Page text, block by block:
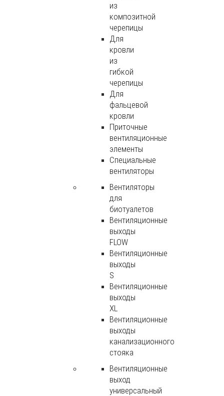
из
композитной
черепицы
Для
кровли
из
гибкой
черепицы
Для
фальцевой
кровли
Приточные
вентиляционные
элементы
Специальные
вентиляторы
Вентиляторы
для
биотуалетов
Вентиляционные
выходы
FLOW
Вентиляционные
выходы
S
Вентиляционные
выходы
XL
Вентиляционные
выходы
канализационного
стояка
Вентиляционные
выход
универсальный